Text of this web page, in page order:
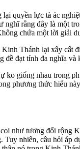
quyền lực tà ác
rằng đây là một
chứa một lời giải
Thánh lại xây cất
đạt tính đa nghĩa
ko giống nhau trong
phương thức hiểu
như tương đối rộng
nhiên, câu hỏi áp